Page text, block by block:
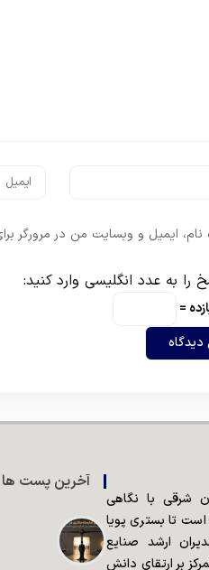
نام، ایمیل و وبسایت من در مرورگر
را به عدد انگلیسی وارد کنید:
=
شرقی با نگاهی
است تا بستری پویا
ارشد صنایع
بر ارتقای دانش
آخرین پست ها